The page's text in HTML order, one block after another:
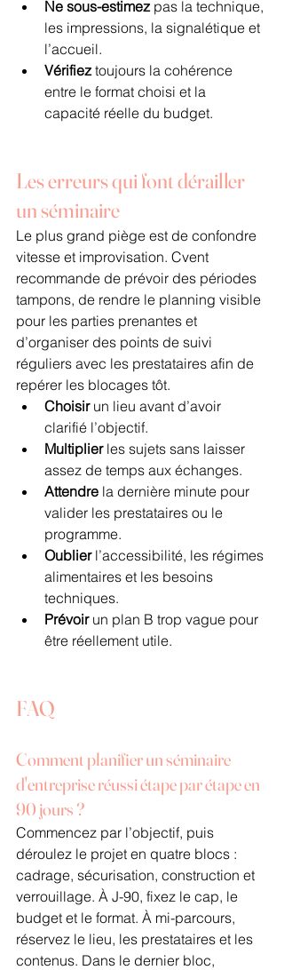
Ne sous-estimez pas la technique,
les impressions, la signalétique et
l’accueil.
Vérifiez toujours la cohérence
entre le format choisi et la
capacité réelle du budget.
Les erreurs qui font dérailler
un séminaire
Le plus grand piège est de confondre
vitesse et improvisation. Cvent
recommande de prévoir des périodes
tampons, de rendre le planning visible
pour les parties prenantes et
d’organiser des points de suivi
réguliers avec les prestataires afin de
repérer les blocages tôt.
Choisir un lieu avant d’avoir
clarifié l’objectif.
Multiplier les sujets sans laisser
assez de temps aux échanges.
Attendre la dernière minute pour
valider les prestataires ou le
programme.
Oublier l’accessibilité, les régimes
alimentaires et les besoins
techniques.
Prévoir un plan B trop vague pour
être réellement utile.
FAQ
Comment planifier un séminaire
d'entreprise réussi étape par étape en
90 jours ?
Commencez par l’objectif, puis
déroulez le projet en quatre blocs :
cadrage, sécurisation, construction et
verrouillage. À J-90, fixez le cap, le
budget et le format. À mi-parcours,
réservez le lieu, les prestataires et les
contenus. Dans le dernier bloc,